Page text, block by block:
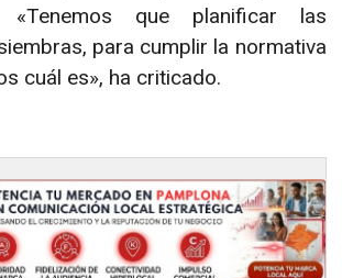
«Tenemos que planificar las
para cumplir la normativa
cuál es», ha criticado.